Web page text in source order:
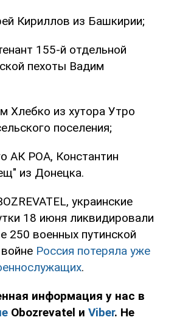
Кириллов из Башкирии;
155-й отдельной
пехоты Вадим
Хлебко из хутора Утро
поселения;
АК РОА, Константин
из Донецка.
украинские
18 июня ликвидировали
250 военных путинской
Россия потеряла уже
.
информация у нас в
Obozrevatel и Viber. Не